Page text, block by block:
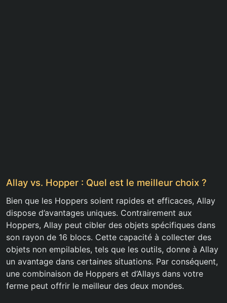
Allay vs. Hopper : Quel est le meilleur choix ?
Bien que les Hoppers soient rapides et efficaces, Allay
dispose d’avantages uniques. Contrairement aux
Hoppers, Allay peut cibler des objets spécifiques dans
son rayon de 16 blocs. Cette capacité à collecter des
objets non empilables, tels que les outils, donne à Allay
un avantage dans certaines situations. Par conséquent,
une combinaison de Hoppers et d’Allays dans votre
ferme peut offrir le meilleur des deux mondes.